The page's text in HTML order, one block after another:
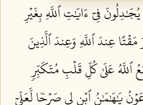
فِيٓ ءَايَٰتِ ٱللَّهِ بِغَيۡرِ
عِندَ ٱللَّهِ وَعِندَ ٱلَّذِينَ
ٱللَّهُ عَلَىٰ كُلِّ قَلۡبِ مُتَكَبِّرٖ
يَٰهَٰمَٰنُ ٱبۡنِ لِي صَرۡحٗا لَّعَلِّيٓ